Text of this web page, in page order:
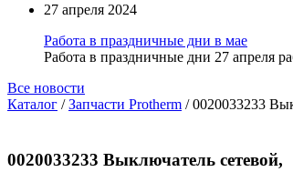
27 апреля 2024
Работа в праздничные дни в мае
Работа в праздничные дни 27 апреля
Все новости
Каталог /Запчасти Protherm / 0020033233
0020033233 Выключатель сетевой,